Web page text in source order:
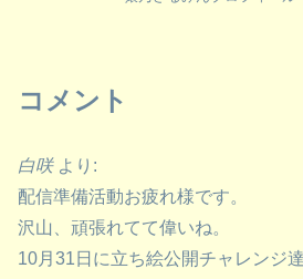
コメント
白咲 より:
配信準備活動お疲れ様です。
沢山、頑張れてて偉いね。
10月31日に立ち絵公開チャレンジ